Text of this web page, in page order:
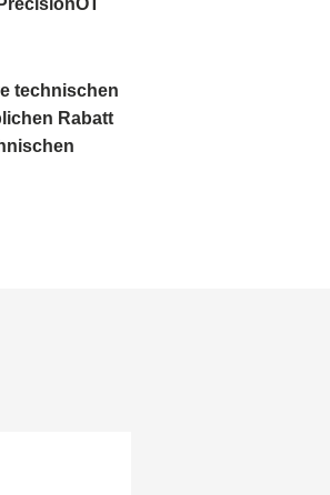
technischen
Rabatt